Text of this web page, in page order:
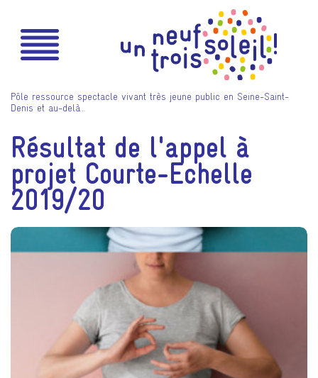
Pôle ressource spectacle vivant très jeune public en Seine-Saint-
Denis et au-delà…
Résultat de l'appel à
projet Courte-Echelle
2019/20